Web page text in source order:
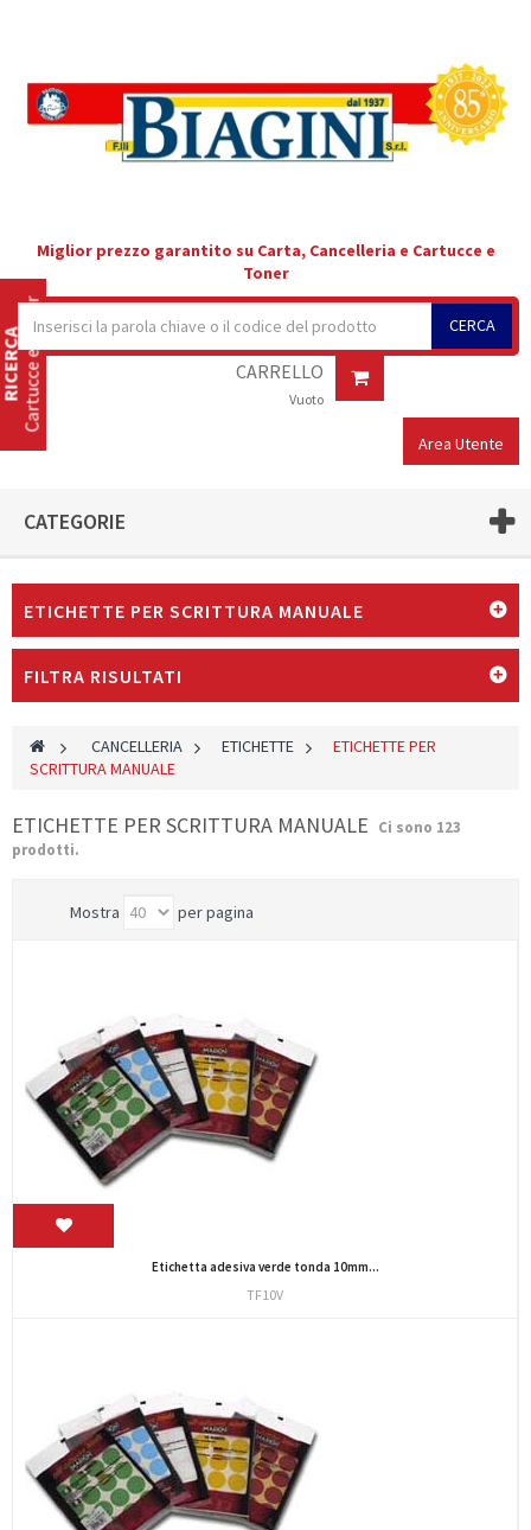
Miglior prezzo garantito su Carta, Cancelleria e Cartucce e
Toner
CERCA
CARRELLO
Vuoto
Area Utente
CATEGORIE
ETICHETTE PER SCRITTURA MANUALE
FILTRA RISULTATI
> CANCELLERIA > ETICHETTE >
ETICHETTE PER
SCRITTURA MANUALE
ETICHETTE PER SCRITTURA MANUALE Ci sono 123
prodotti.
Mostra per pagina
Etichetta adesiva verde tonda 10mm...
TF10V
Cartucce e Toner